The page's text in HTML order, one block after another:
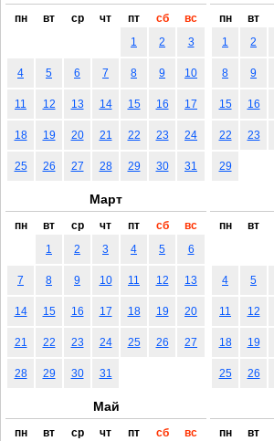
пн вт ср чт пт сб
вс
1
2 3
4 5 6 7 8 9 10
11 12 13 14 15 16 17
18 19 20 21 22 23 24
25 26 27 28 29 30 31
пн вт
1
2
8 9
15 16
22 23
29
Март
пн вт ср чт пт сб
вс
1
2 3 4 5 6
7 8 9 10 11 12 13
14 15 16 17 18 19 20
21 22 23 24 25 26 27
28 29 30 31
пн вт
4 5
11 12
18 19
25 26
Май
пн вт ср чт пт сб
вс
пн вт